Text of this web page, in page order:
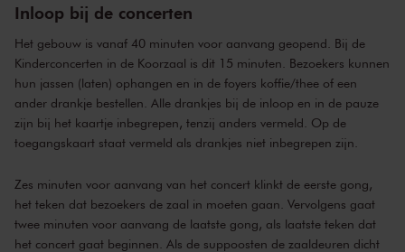
Inloop bij de concerten
Het gebouw is vanaf 40 minuten voor aanvang geopend. Bij de
Kinderconcerten in de Koorzaal is dit 15 minuten. Bezoekers kunnen
hun jassen (laten) ophangen en in de foyers koffie/thee of een
ander drankje bestellen. Alle drankjes bij de inloop en in de pauze
zijn bij het kaartje inbegrepen, tenzij anders vermeld. Op de
toegangskaart staat vermeld als drankjes niet inbegrepen zijn.
Zes minuten voor aanvang van het concert klinkt de eerste gong,
het teken dat bezoekers de zaal in moeten gaan. Vervolgens gaat
twee minuten voor aanvang de laatste gong, als laatste teken dat
het concert gaat beginnen. Als de suppoosten de zaaldeuren dicht